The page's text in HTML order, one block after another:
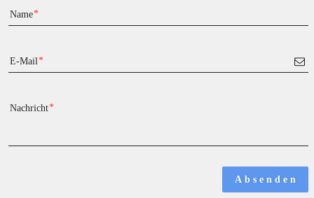
Name
E-Mail
Nachricht
A b s e n d e n